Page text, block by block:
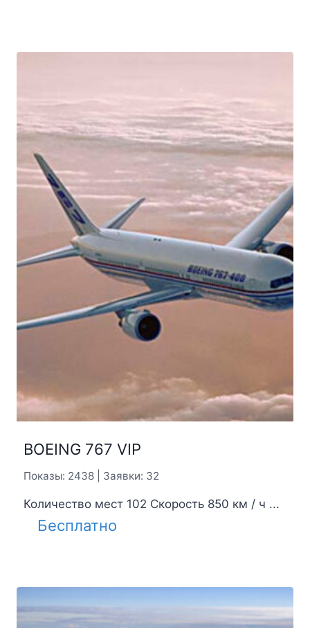
BOEING 767 VIP
Показы: 2438 | Заявки: 32
Количество мест 102 Скорость 850 км / ч ...
Бесплатно